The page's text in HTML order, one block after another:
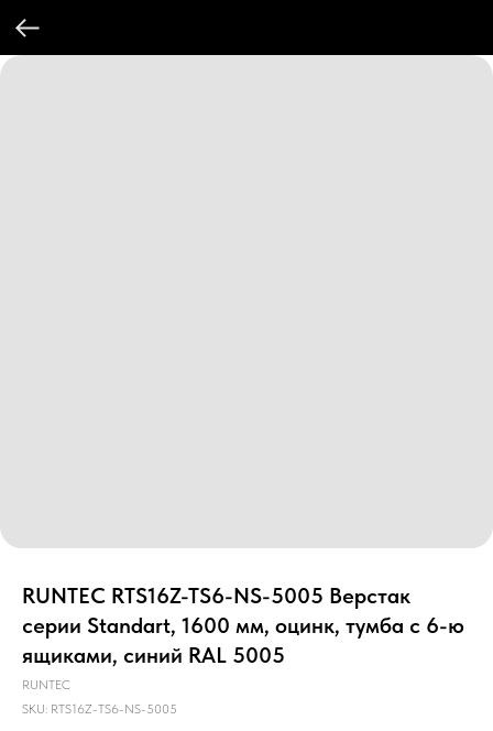
RUNTEC RTS16Z-TS6-NS-5005 Верстак
серии Standart, 1600 мм, оцинк, тумба с 6-ю
ящиками, синий RAL 5005
RUNTEC
SKU: RTS16Z-TS6-NS-5005